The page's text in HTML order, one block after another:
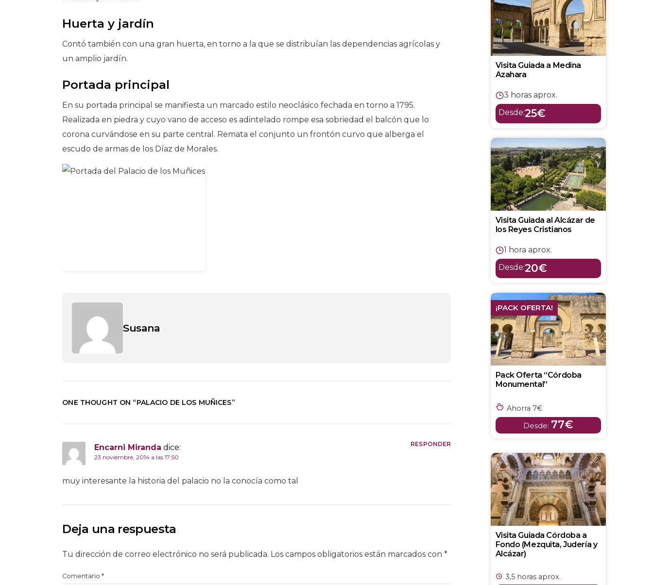
Huerta y jardín
Contó también con una gran huerta, en torno a la que se distribuían las dependencias agrícolas y
un amplio jardín.
Portada principal
En su portada principal se manifiesta un marcado estilo neoclásico fechada en torno a 1795.
Realizada en piedra y cuyo vano de acceso es adintelado rompe esa sobriedad el balcón que lo
corona curvándose en su parte central. Remata el conjunto un frontón curvo que alberga el
escudo de armas de los Díaz de Morales.
Susana
ONE THOUGHT ON “PALACIO DE LOS MUÑICES”
Encarni Miranda dice:
23 noviembre, 2014 a las 17:50
muy interesante la historia del palacio no la conocía como tal
RESPONDER
Deja una respuesta
Tu dirección de correo electrónico no será publicada. Los campos obligatorios están marcados con*
Comentario*
Visita Guiada a Medina
Azahara
3 horas aprox.
Desde:25€
Visita Guiada al Alcázar de
los Reyes Cristianos
1 hora aprox.
Desde:20€
¡PACK OFERTA!
Pack Oferta “Córdoba
Monumental”
Ahorra 7€
Desde: 77€
Visita Guiada Córdoba a
Fondo (Mezquita, Judería y
Alcázar)
3,5 horas aprox.